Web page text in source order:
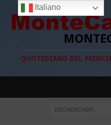
QUOTIDIANO DEL
Italiano